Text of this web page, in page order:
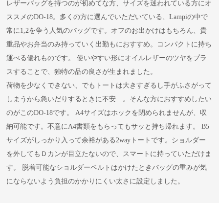
レザーバッグを持つのが初めてな方、サイズを迷われている方にオ
ススメのDO-18。多くの方に選んでいただいている、Lampiの中で
常に1,2を争う人気のバッグです。オフのお出かけはもちろん、貴
重品やお弁当のみ持っていく出勤もにおすすめ。コンパクトに持ち
運べる優れものです。 使いやすい形にオイルレザーのツヤをプラ
スすることで、独特の品の良さが生まれました。
荷物を少なくできない、でもトートは大きすぎるし手がふさがって
しまうから急いだりするときに不安…。そんな方におすすめしたい
のがこのDO-18です。 A4サイズはホックを閉められませんが、収
納可能です。不意にA4書類をもらってもサッと持ち帰れます。 B5
サイズがしっかり入って余裕がある2wayトートです。ショルダー
を外してもＤカンが目立たないので、スマートに持っていただけま
す。 脱着可能なショルダーベルトはかけたときバッグの重みが気
にならないよう負担のかかりにくい太さに設定しました。